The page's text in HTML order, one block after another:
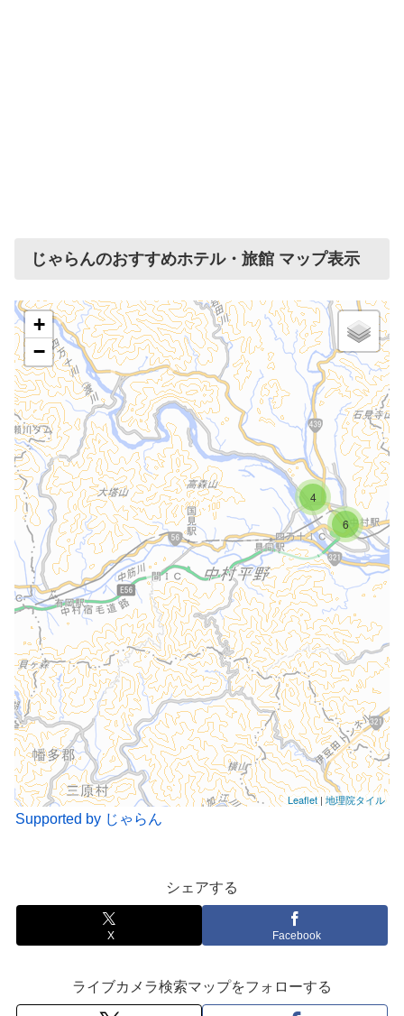
じゃらんのおすすめホテル・旅館 マップ表示
6
4
+
−
Leaflet|地理院タイル
Supported by じゃらん
シェアする
X Facebook
ライブカメラ検索マップをフォローする